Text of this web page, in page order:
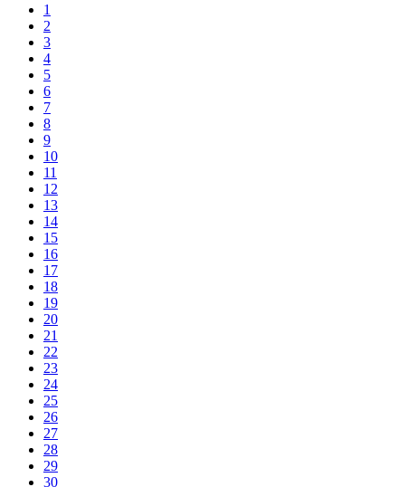
1
2
3
4
5
6
7
8
9
10
11
12
13
14
15
16
17
18
19
20
21
22
23
24
25
26
27
28
29
30